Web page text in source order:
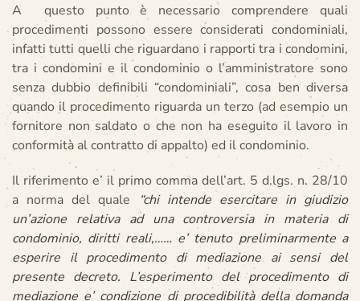
A questo punto è necessario comprendere quali
procedimenti possono essere considerati condominiali,
infatti tutti quelli che riguardano i rapporti tra i condomini,
tra i condomini e il condominio o l’amministratore sono
senza dubbio definibili “condominiali”, cosa ben diversa
quando il procedimento riguarda un terzo (ad esempio un
fornitore non saldato o che non ha eseguito il lavoro in
conformità al contratto di appalto) ed il condominio.
Il riferimento e’ il primo comma dell’art. 5 d.lgs. n. 28/10
a norma del quale
“chi intende esercitare in giudizio
un’azione relativa ad una controversia in materia di
condominio, diritti reali,…… e’ tenuto preliminarmente a
esperire il procedimento di mediazione ai sensi del
presente decreto. L’esperimento del procedimento di
mediazione e’ condizione di procedibilità della domanda